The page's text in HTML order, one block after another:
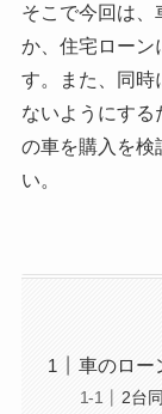
そこで今回は、
か、住宅ローン
す。また、同時
ないようにする
の車を購入を検
い。
車のロー
2台